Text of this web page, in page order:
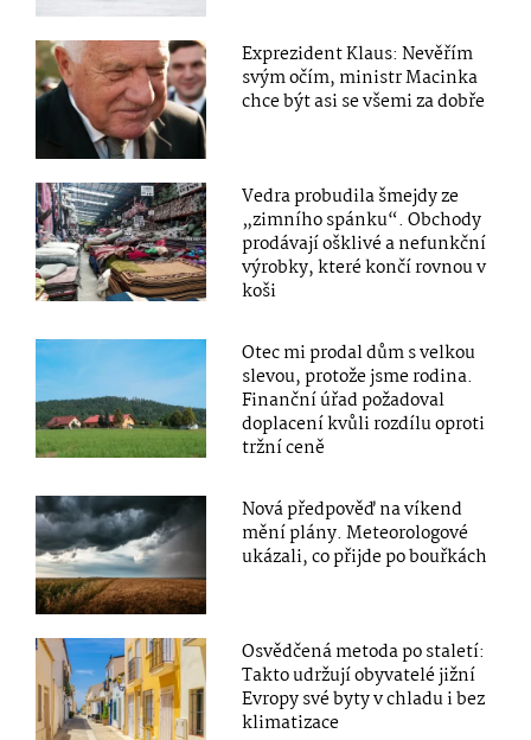
Exprezident Klaus: Nevěřím
svým očím, ministr Macinka
chce být asi se všemi za dobře
Vedra probudila šmejdy ze
„zimního spánku“. Obchody
prodávají ošklivé a nefunkční
výrobky, které končí rovnou v
koši
Otec mi prodal dům s velkou
slevou, protože jsme rodina.
Finanční úřad požadoval
doplacení kvůli rozdílu oproti
tržní ceně
Nová předpověď na víkend
mění plány. Meteorologové
ukázali, co přijde po bouřkách
Osvědčená metoda po staletí:
Takto udržují obyvatelé jižní
Evropy své byty v chladu i bez
klimatizace